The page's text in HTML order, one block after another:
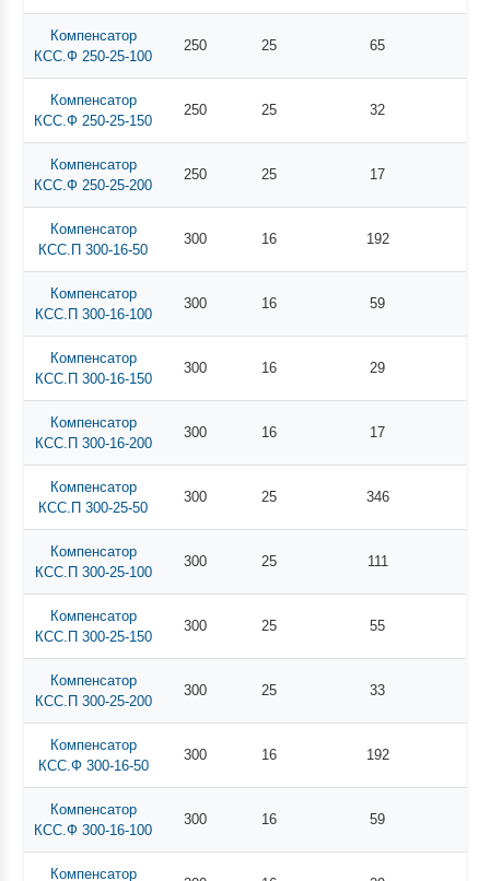
Компенсатор
КСС.Ф 250-25-100
250 25 65
Компенсатор
КСС.Ф 250-25-150
250 25 32
Компенсатор
КСС.Ф 250-25-200
250 25 17
Компенсатор
КСС.П 300-16-50
300 16 192
Компенсатор
КСС.П 300-16-100
300 16 59
Компенсатор
КСС.П 300-16-150
300 16 29
Компенсатор
КСС.П 300-16-200
300 16 17
Компенсатор
КСС.П 300-25-50
300 25 346
Компенсатор
КСС.П 300-25-100
300 25 111
Компенсатор
КСС.П 300-25-150
300 25 55
Компенсатор
КСС.П 300-25-200
300 25 33
Компенсатор
КСС.Ф 300-16-50
300 16 192
Компенсатор
КСС.Ф 300-16-100
300 16 59
Компенсатор